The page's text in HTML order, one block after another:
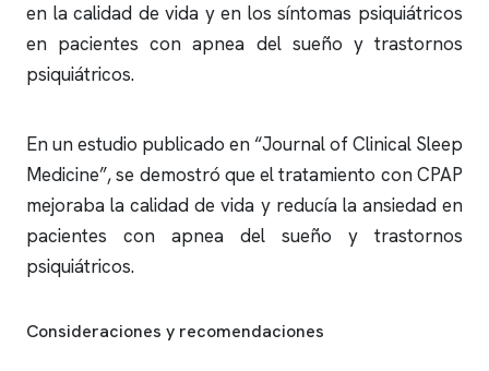
en la calidad de vida y en los síntomas psiquiátricos
en pacientes conapnea del sueño y trastornos
psiquiátricos.
En un estudio publicado en “Journal of Clinical Sleep
Medicine”, se demostró que el tratamiento con CPAP
mejoraba la calidad de vida y reducía la ansiedad en
pacientes con apnea del sueño y trastornos
psiquiátricos.
Consideraciones y recomendaciones